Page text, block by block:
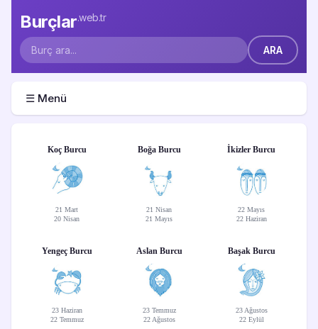
Burçlar.web.tr
☰ Menü
Koç Burcu
21 Mart
20 Nisan
Boğa Burcu
21 Nisan
21 Mayıs
İkizler Burcu
22 Mayıs
22 Haziran
Yengeç Burcu
23 Haziran
22 Temmuz
Aslan Burcu
23 Temmuz
22 Ağustos
Başak Burcu
23 Ağustos
22 Eylül